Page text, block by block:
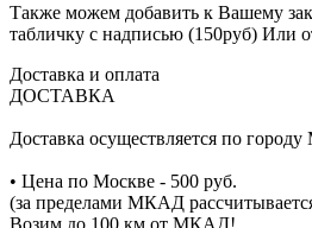
Также можем добавить к Вашему
табличку с надписью (150руб) Или
Доставка и оплата
ДОСТАВКА
Доставка осуществляется по
• Цена по Москве - 500 руб.
(за пределами МКАД
Возим до 100 км от МКАД!